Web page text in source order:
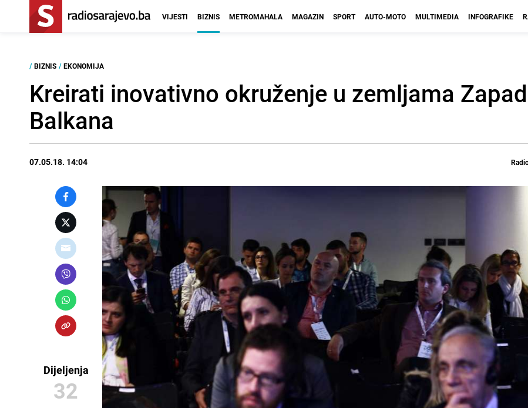
VIJESTI BIZNIS METROMAHALA MAGAZIN SPORT AUTO-MOTO MULTIMEDIA INFOGRAFIKE
/ BIZNIS / EKONOMIJA
Kreirati inovativno okruženje u zemljama
Balkana
07.05.18. 14:04
Dijeljenja
32